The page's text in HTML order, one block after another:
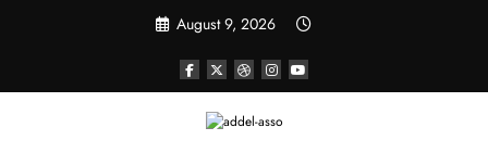
August 9, 2026